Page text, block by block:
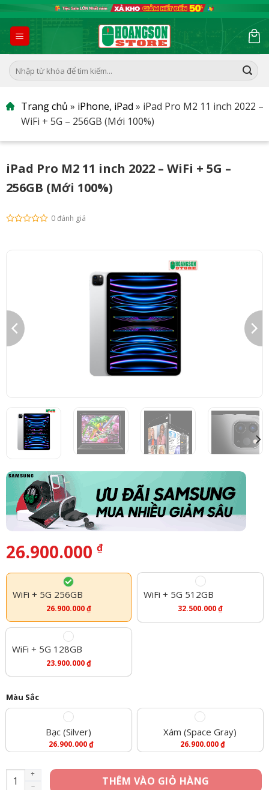
to
content
Tìm
kiếm:
Trang chủ » iPhone, iPad » iPad Pro M2 11 inch 2022 –
WiFi + 5G – 256GB (Mới 100%)
iPad Pro M2 11 inch 2022 – WiFi + 5G –
256GB (Mới 100%)
0 đánh giá
26.900.000 ₫
WiFi + 5G 256GB
26.900.000₫
WiFi + 5G 512GB
32.500.000₫
WiFi + 5G 128GB
23.900.000₫
Màu Sắc
Bạc (Silver)
26.900.000₫
Xám (Space Gray)
26.900.000₫
iPad Pro M2 11 inch 2022 - WiFi + 5G - 256GB (Mới 100%) số
THÊM VÀO GIỎ HÀNG